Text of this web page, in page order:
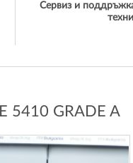
Сервиз и
GRADE A